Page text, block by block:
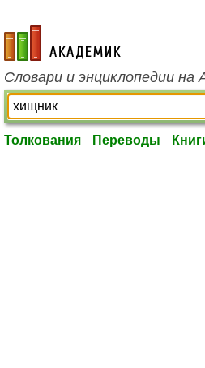
academic.ru
Словари и энциклопедии на
Толкования Переводы